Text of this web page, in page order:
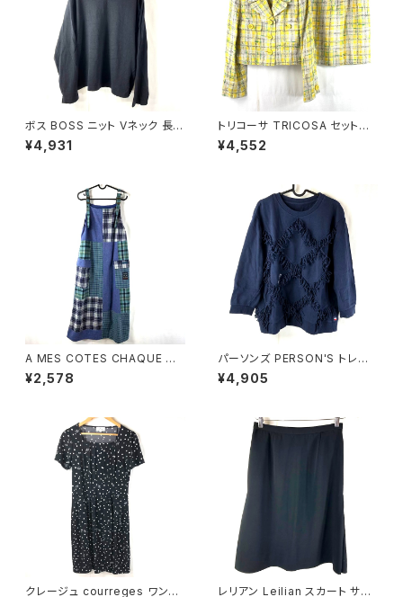
ボス BOSS ニット Vネック 長袖
無地 黒 900701
¥4,931
トリコーサ TRICOSA セットア
ップ スーツ ジャケット スカート
肩パッド 黄色 日本製 42サイズ
¥4,552
A MES COTES CHAQUE ジ
ャンパースカート チェック柄 ポ
ケット ブルー系 921472
¥2,578
パーソンズ PERSON'S トレー
ナー 綿100％ ロゴ入り フリン
ジ リブ ネイビー Lサイズ 9214
¥4,905
クレージュ courreges ワンピ レリアン Leilian スカート サイ